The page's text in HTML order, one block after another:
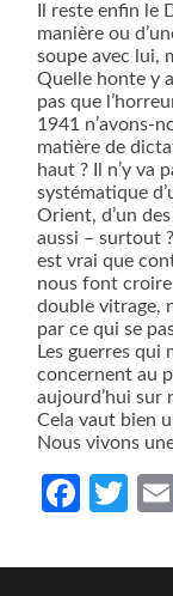
Il reste enfin le
manière ou
soupe avec lui,
Quelle honte y
pas que
1941 n’avons-
matière de
haut ? Il n’y va
systématique
Orient, d’un
aussi – surtout
est vrai que
nous font
double vitrage,
par ce qui se
Les guerres qui
concernent au
aujourd’hui sur
Cela vaut bien
Nous vivons